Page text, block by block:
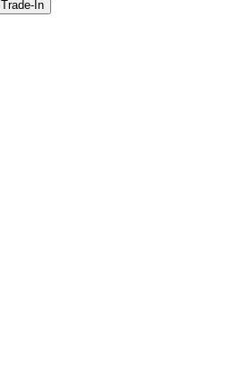
на Trade-In